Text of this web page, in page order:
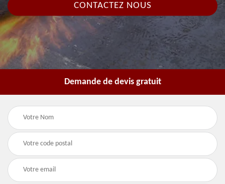
CONTACTEZ NOUS
Demande de devis gratuit